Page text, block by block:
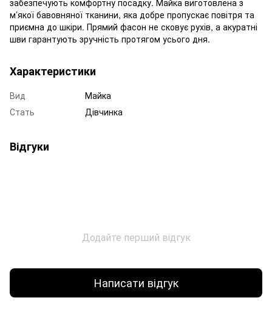
м’якої бавовняної тканини, яка добре пропускає повітря та
приємна до шкіри. Прямий фасон не сковує рухів, а акуратні
шви гарантують зручність протягом усього дня.
Характеристики
Вид
Майка
Стать
Дівчинка
Відгуки
Додайте перший відгук
Написати відгук